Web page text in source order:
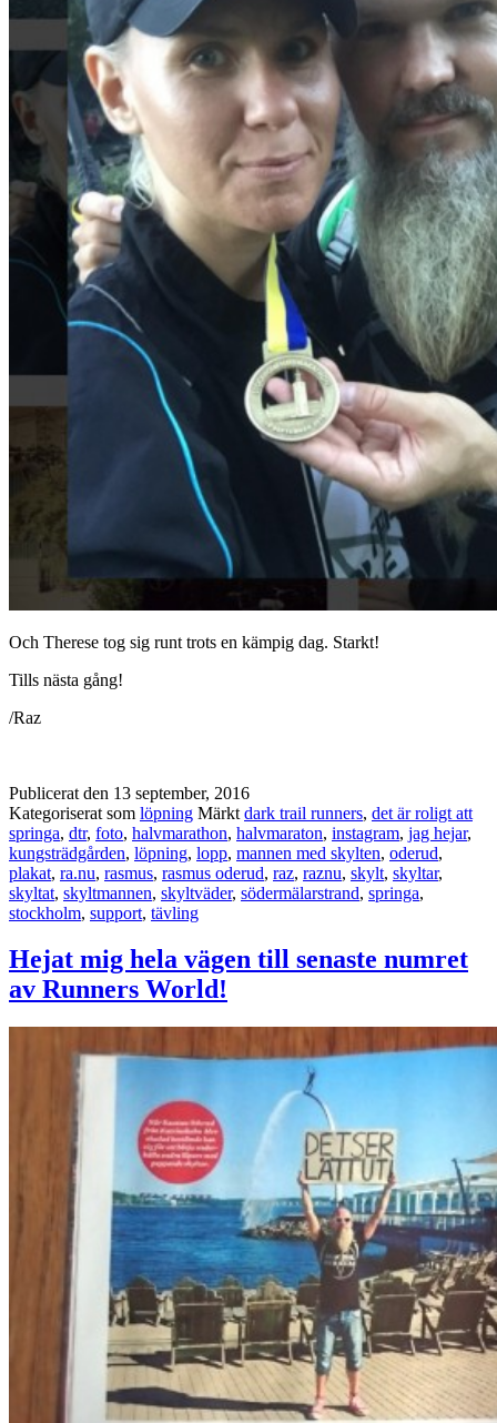
Och Therese tog sig runt trots en kämpig dag. Starkt!
Tills nästa gång!
/Raz
Publicerat den 13 september, 2016
Kategoriserat som löpning Märkt dark trail runners, det är roligt att
springa, dtr, foto, halvmarathon, halvmaraton, instagram, jag hejar,
kungsträdgården, löpning, lopp, mannen med skylten, oderud,
plakat, ra.nu, rasmus, rasmus oderud, raz, raznu, skylt, skyltar,
skyltat, skyltmannen, skyltväder, södermälarstrand, springa,
stockholm, support, tävling
Hejat mig hela vägen till senaste numret
av Runners World!